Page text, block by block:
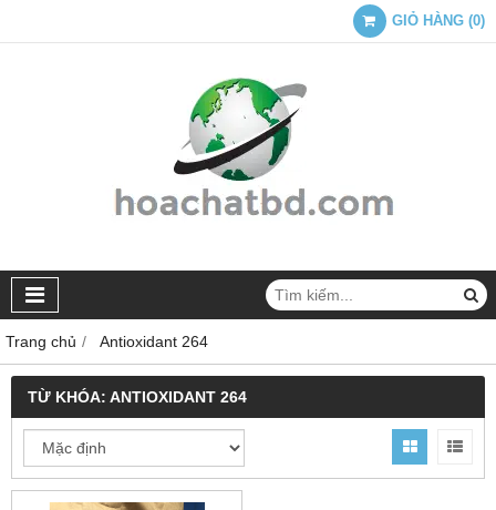
GIỎ HÀNG (0)
Trang chủ Antioxidant 264
TỪ KHÓA: ANTIOXIDANT 264